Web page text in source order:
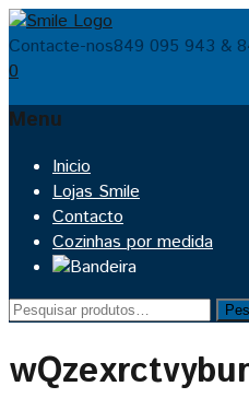
Contacte-nos849 095 943 &
0
Menu
Skip
content
Inicio
Lojas Smile
Contacto
Cozinhas por medida
Pesquisar